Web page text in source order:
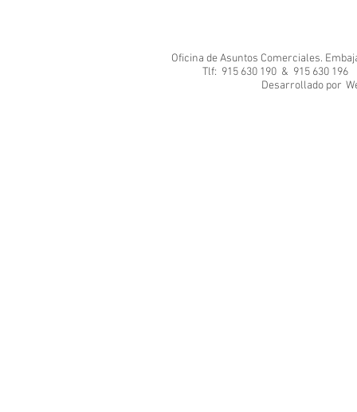
Oficina de Asuntos Comerciales.
Tlf: 915 630 190 & 915 630